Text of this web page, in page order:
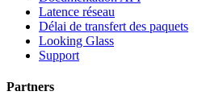
Latence réseau
Délai de transfert des paquets
Looking Glass
Support
Partners